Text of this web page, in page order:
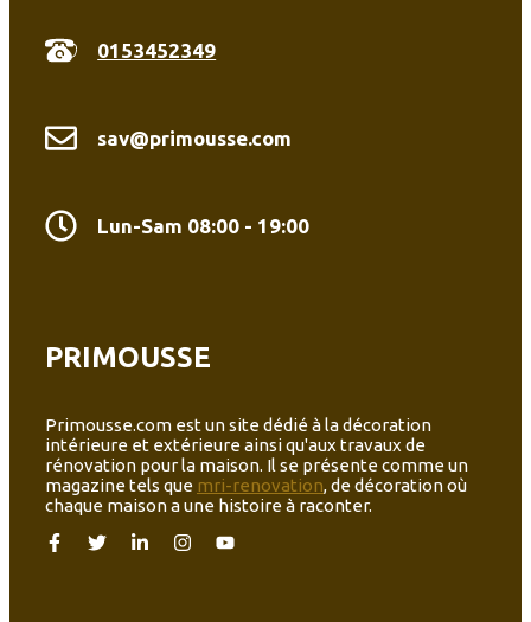
0153452349
sav@primousse.com
Lun-Sam 08:00 - 19:00
PRIMOUSSE
Primousse.com est un site dédié à la décoration
intérieure et extérieure ainsi qu'aux travaux de
rénovation pour la maison. Il se présente comme un
magazine tels que mri-renovation, de décoration où
chaque maison a une histoire à raconter.